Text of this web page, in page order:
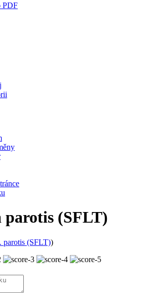
PDF
parotis (SFLT)
parotis (SFLT))